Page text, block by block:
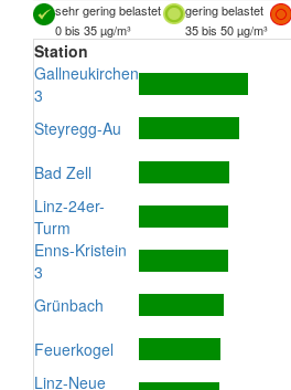
sehr gering belastet gering belastet
0 bis 35 µg/m³
35 bis 50 µg/m³
Station
Gallneukirchen
3
Steyregg-Au
Bad Zell
Linz-24er-
Turm
Enns-Kristein
3
Grünbach
Feuerkogel
Linz-Neue